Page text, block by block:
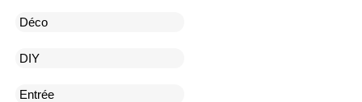
Déco
DIY
Entrée